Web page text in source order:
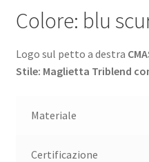
Colore: blu
Logo sul petto a destra
Stile: Maglietta Triblend
Materiale
Certificazione